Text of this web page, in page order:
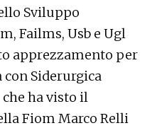
Sviluppo
Failms, Usb e Ugl
apprezzamento per
Siderurgica
ha visto il
Fiom Marco Relli